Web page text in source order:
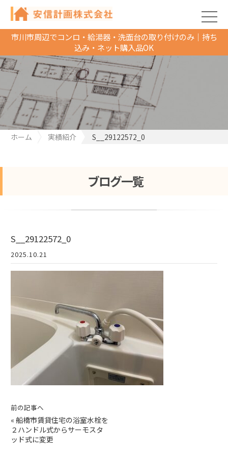
市川市周辺でコンロ・給湯器・洗面台の取り付けのみ｜持ち
込み・ネット購入品OK
ホーム 実績紹介 S__29122572_0
ブログ一覧
S__29122572_0
2025.10.21
前の記事へ
« 船橋市賃貸住宅の浴室水栓を
２ハンドル式からサーモスタ
ッド式に変更